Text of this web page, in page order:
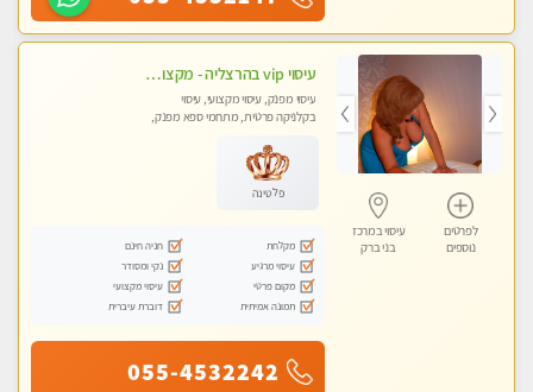
לפרטים
נוספים
עיסוי במרכז
בני ברק
עיסוי vip בהרצליה - מקצועי ומפנק ומיוחד
עיסוי מפנק, עיסוי מקצועי, עיסוי
בקלניקה פרטית, מתחמי ספא מפנק,
פלטינה
מקלחת
חניה חינם
עיסוי מרגיע
נקי ומסודר
מקום פרטי
עיסוי מקצועי
תמונה אמיתית
דוברת עיברית
055-4532242